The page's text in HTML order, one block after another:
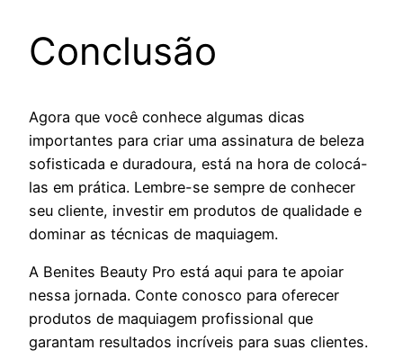
Conclusão
Agora que você conhece algumas dicas
importantes para criar uma assinatura de beleza
sofisticada e duradoura, está na hora de colocá-
las em prática. Lembre-se sempre de conhecer
seu cliente, investir em produtos de qualidade e
dominar as técnicas de maquiagem.
A Benites Beauty Pro está aqui para te apoiar
nessa jornada. Conte conosco para oferecer
produtos de maquiagem profissional que
garantam resultados incríveis para suas clientes.